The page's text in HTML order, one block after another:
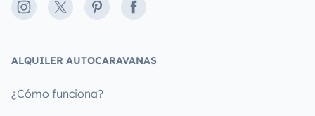
Instagram
X PinterestFacebook
ALQUILER AUTOCARAVANAS
¿Cómo funciona?